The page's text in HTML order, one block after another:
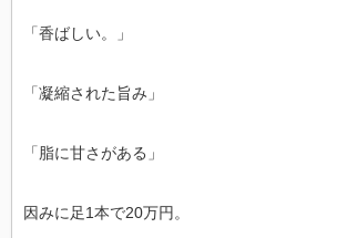
「香ばしい。」
「凝縮された旨み」
「脂に甘さがある」
因みに足1本で20万円。